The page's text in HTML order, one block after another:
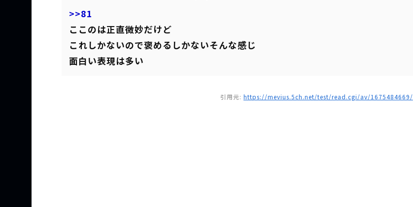
>>81
ここのは正直微妙だけど
これしかないので褒めるしかないそんな感じ
面白い表現は多い
引用元: https://mevius.5ch.net/test/read.cgi/av/1675484669/